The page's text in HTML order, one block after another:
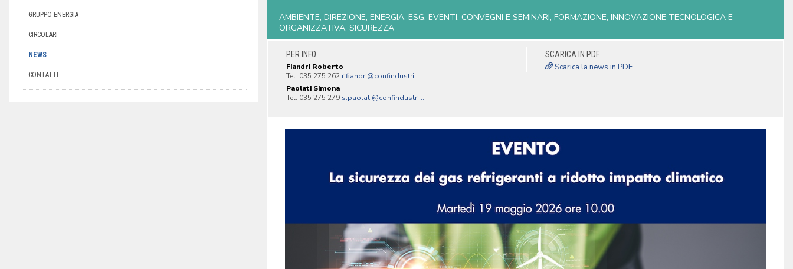
GRUPPO ENERGIA
CIRCOLARI
NEWS
CONTATTI
AMBIENTE, DIREZIONE, ENERGIA, ESG, EVENTI, CONVEGNI E SEMINARI, FORMAZIONE, INNOVAZIONE TECNOLOGICA E
ORGANIZZATIVA, SICUREZZA
PER INFO
Fiandri Roberto
Tel. 035 275 262 r.fiandri@confindustri...
Paolati Simona
Tel. 035 275 279 s.paolati@confindustri...
SCARICA IN PDF
Scarica la news in PDF